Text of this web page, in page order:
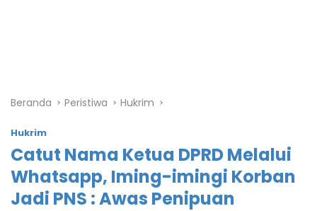
Beranda Peristiwa Hukrim
Hukrim
Catut Nama Ketua DPRD Melalui
Whatsapp, Iming-imingi Korban
Jadi PNS : Awas Penipuan